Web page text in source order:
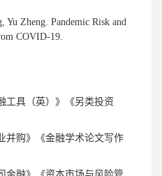
Yu Zheng. Pandemic Risk and
COVID-19.
工具（英）》《另类投资
并购》《金融学术论文写作